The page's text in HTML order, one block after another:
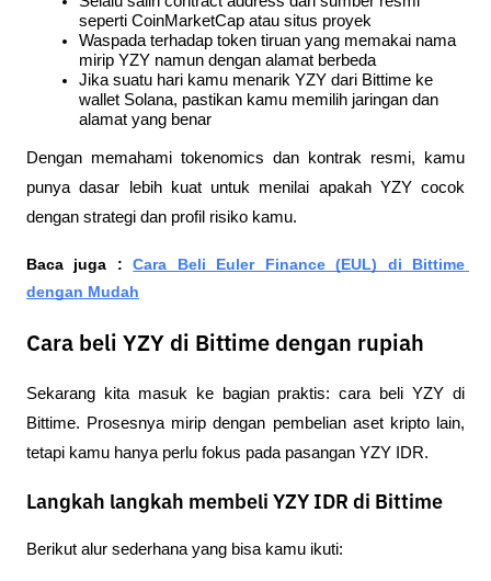
seperti CoinMarketCap atau situs proyek
Waspada terhadap token tiruan yang memakai nama
mirip YZY namun dengan alamat berbeda
Jika suatu hari kamu menarik YZY dari Bittime ke
wallet Solana, pastikan kamu memilih jaringan dan
alamat yang benar
Dengan memahami tokenomics dan kontrak resmi, kamu
punya dasar lebih kuat untuk menilai apakah YZY cocok
dengan strategi dan profil risiko kamu.
Baca juga : Cara Beli Euler Finance (EUL) di Bittime
dengan Mudah
Cara beli YZY di Bittime dengan rupiah
Sekarang kita masuk ke bagian praktis: cara beli YZY di
Bittime. Prosesnya mirip dengan pembelian aset kripto lain,
tetapi kamu hanya perlu fokus pada pasangan YZY IDR.
Langkah langkah membeli YZY IDR di Bittime
Berikut alur sederhana yang bisa kamu ikuti: